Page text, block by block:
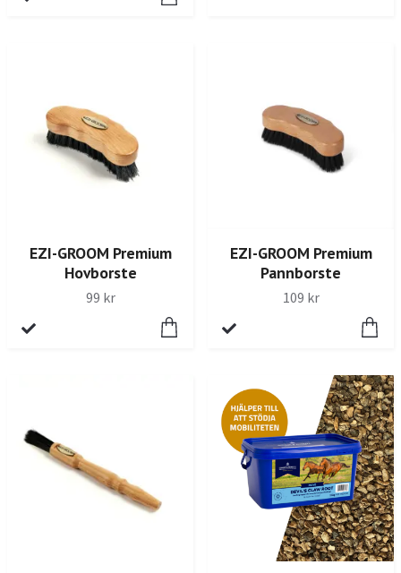
EZI-GROOM Premium
Hovborste
99 kr
EZI-GROOM Premium
Pannborste
109 kr